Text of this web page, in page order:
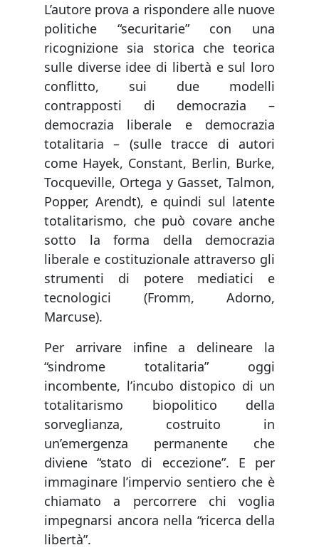
L’autore prova a rispondere alle nuove
politiche “securitarie” con una
ricognizione sia storica che teorica
sulle diverse idee di libertà e sul loro
conflitto, sui due modelli
contrapposti di democrazia –
democrazia liberale e democrazia
totalitaria – (sulle tracce di autori
come Hayek, Constant, Berlin, Burke,
Tocqueville, Ortega y Gasset, Talmon,
Popper, Arendt), e quindi sul latente
totalitarismo, che può covare anche
sotto la forma della democrazia
liberale e costituzionale attraverso gli
strumenti di potere mediatici e
tecnologici (Fromm, Adorno,
Marcuse).
Per arrivare infine a delineare la
“sindrome totalitaria” oggi
incombente, l’incubo distopico di un
totalitarismo biopolitico della
sorveglianza, costruito in
un’emergenza permanente che
diviene “stato di eccezione”. E per
immaginare l’impervio sentiero che è
chiamato a percorrere chi voglia
impegnarsi ancora nella “ricerca della
libertà”.